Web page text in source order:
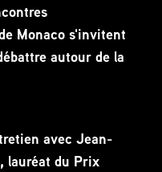
Monaco s'invitent
autour de la
avec Jean-
lauréat du Prix